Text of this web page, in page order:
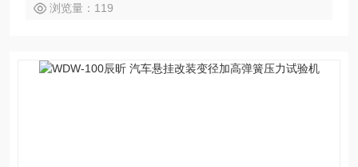
浏览量：119